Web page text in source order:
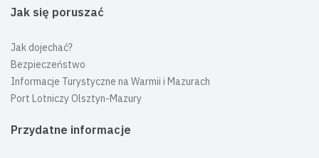
Jak się poruszać
Jak dojechać?
Bezpieczeństwo
Informacje Turystyczne na Warmii i Mazurach
Port Lotniczy Olsztyn-Mazury
Przydatne informacje